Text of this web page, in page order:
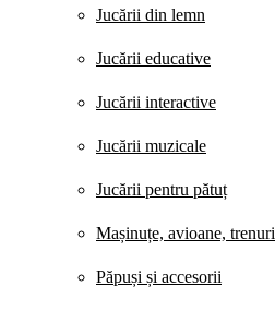
Jucării din lemn
Jucării educative
Jucării interactive
Jucării muzicale
Jucării pentru pătuț
Mașinuțe, avioane, trenuri
Păpuși și accesorii